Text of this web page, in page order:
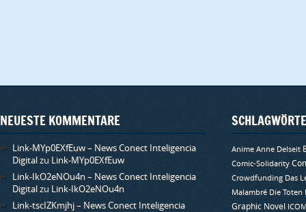
NEUESTE KOMMENTARE
Link-MYp0EXfEuw – News Conect Inteligencia
Digital zu Link-MYp0EXfEuw
Link-IkO2eNOu4n – News Conect Inteligencia
Digital zu Link-IkO2eNOu4n
Link-tscIZKmjhj – News Conect Inteligencia
Anime Anne Delseit
Comic-Solidarity
Crowdfunding Das
Malambré Die Toten
Graphic Novel